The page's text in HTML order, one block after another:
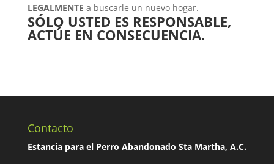
LEGALMENTE a buscarle un nuevo hogar.
SÓLO USTED ES RESPONSABLE,
ACTÚE EN CONSECUENCIA.
Contacto
Estancia para el Perro Abandonado Sta Martha, A.C.